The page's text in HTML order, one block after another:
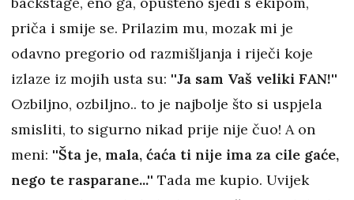
priča i smije se. Prilazim mu, mozak mi je
odavno pregorio od razmišljanja i riječi koje
izlaze iz mojih usta su: ''Ja sam Vaš veliki FAN!''
Ozbiljno, ozbiljno.. to je najbolje što si uspjela
smisliti, to sigurno nikad prije nije čuo! A on
meni: ''Šta je, mala, ćaća ti nije ima za cile gaće,
nego te rasparane...'' Tada me kupio. Uvijek